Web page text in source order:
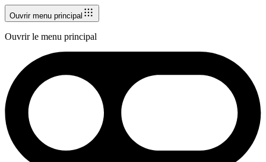
Ouvrir menu principal
Ouvrir le menu principal